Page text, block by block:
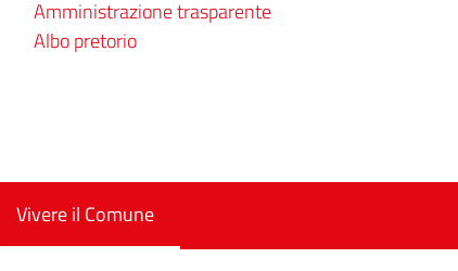
Amministrazione trasparente
Albo pretorio
Vivere il Comune